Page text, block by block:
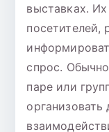
выставках.
посетителей,
спрос.
паре или